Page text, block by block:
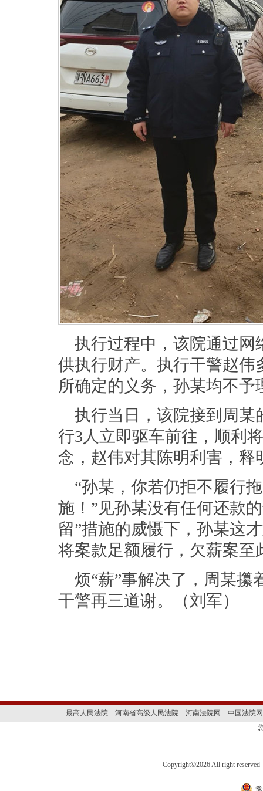
执行过程中，该院通过网
供执行财产。执行干警赵
所确定的义务，孙某均不予
执行当日，该院接到周某
行3人立即驱车前往，顺利
念，赵伟对其陈明利害，
“孙某，你若仍拒不履行
施！”见孙某没有任何还款
留”措施的威慑下，孙某这
将案款足额履行，欠薪案至
烦“薪”事解决了，周某
干警再三道谢。（刘军）
最高人民法院 河南省高级人民法院 河南法院网
中国法院网
Copyright©2026 All right